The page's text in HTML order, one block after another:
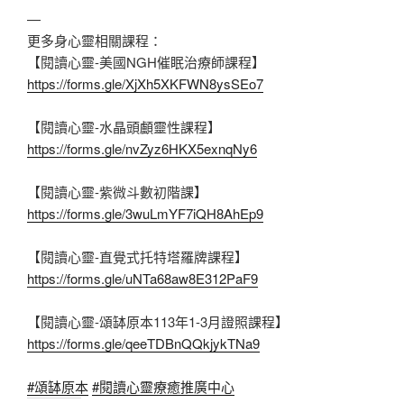
—
更多身心靈相關課程：
【閱讀心靈-美國NGH催眠治療師課程】
https://forms.gle/XjXh5XKFWN8ysSEo7
【閱讀心靈-水晶頭顱靈性課程】
https://forms.gle/nvZyz6HKX5exnqNy6
【閱讀心靈-紫微斗數初階課】
https://forms.gle/3wuLmYF7iQH8AhEp9
【閱讀心靈-直覺式托特塔羅牌課程】
https://forms.gle/uNTa68aw8E312PaF9
【閱讀心靈-頌缽原本113年1-3月證照課程】
https://forms.gle/qeeTDBnQQkjykTNa9
#頌缽原本#閱讀心靈療癒推廣中心